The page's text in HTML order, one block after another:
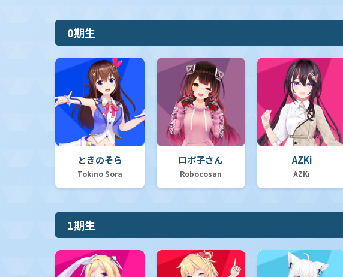
0期生
ときのそら
Tokino Sora
ロボ子さん
Robocosan
AZKi
AZKi
1期生